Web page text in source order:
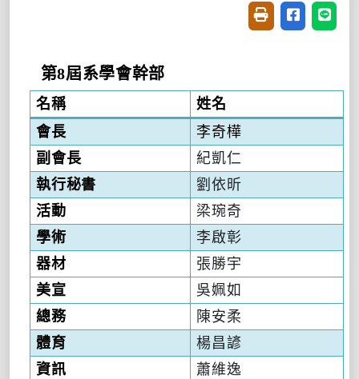
友善列印(開新視
分享至臉書
分享
第8屆系學會幹部
名稱
姓名
會長
李奇樺
副會長
紀凱仁
執行秘書
劉依昕
活動
梁琬奇
學術
李啟彰
器材
張勝宇
美宣
吳姵如
總務
陳安柔
體育
楊昌諺
資訊
蕭維逸